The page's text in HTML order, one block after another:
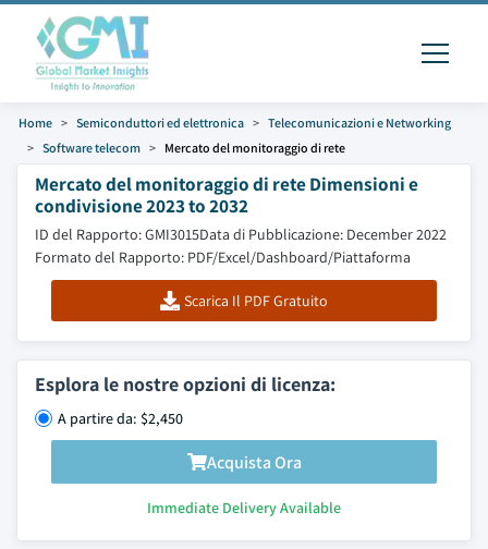
Home Semiconduttori ed elettronica
Telecomunicazioni e Networking
Software telecom
Mercato del monitoraggio di rete
Mercato del monitoraggio di rete Dimensioni e
condivisione 2023 to 2032
ID del Rapporto: GMI3015Data di Pubblicazione: December 2022
Formato del Rapporto: PDF/Excel/Dashboard/Piattaforma
Scarica Il PDF Gratuito
Esplora le nostre opzioni di licenza:
A partire da: $2,450
Acquista Ora
Immediate Delivery Available